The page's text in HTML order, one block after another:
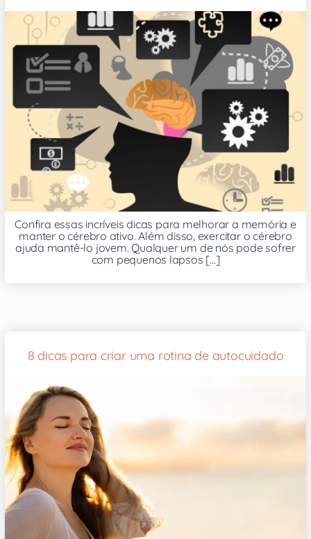
Confira essas incríveis dicas para melhorar a memória e
manter o cérebro ativo. Além disso, exercitar o cérebro
ajuda mantê-lo jovem. Qualquer um de nós pode sofrer
com pequenos lapsos [...]
8 dicas para criar uma rotina de autocuidado